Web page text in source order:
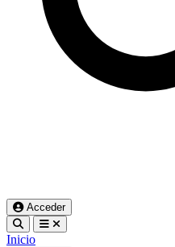
Acceder
Inicio